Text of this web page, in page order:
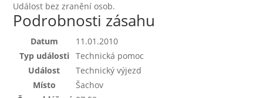
Událost bez zranění osob.
Podrobnosti zásahu
Datum
11.01.2010
Typ události
Technická pomoc
Událost
Technický výjezd
Místo
Šachov